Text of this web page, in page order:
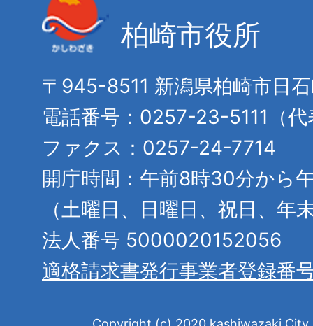
柏崎市役所
〒945-8511 新潟県柏崎市日
電話番号：0257-23-5111（代
ファクス：0257-24-7714
開庁時間：午前8時30分から
（土曜日、日曜日、祝日、年
法人番号 5000020152056
適格請求書発行事業者登録番